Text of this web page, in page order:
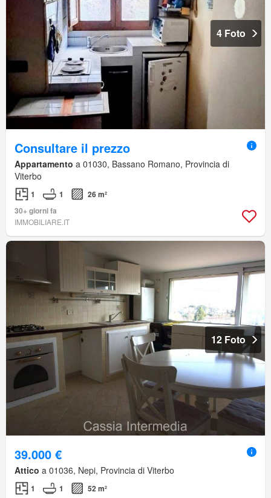
4 Foto
Consultare il prezzo
Appartamento a 01030, Bassano Romano, Provincia di
Viterbo
1 1
26 m²
30+ giorni fa
IMMOBILIARE.IT
12 Foto
39.000 €
Attico a 01036, Nepi, Provincia di Viterbo
1 1
52 m²